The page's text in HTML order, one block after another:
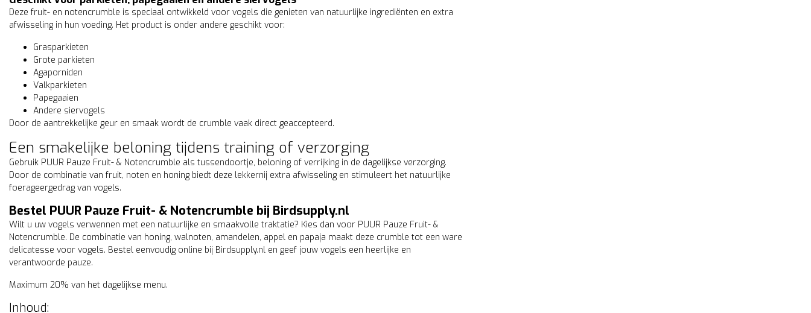
Deze fruit- en notencrumble is speciaal ontwikkeld voor vogels die genieten van natuurlijke ingrediënten en extra
afwisseling in hun voeding. Het product is onder andere geschikt voor:
Grasparkieten
Grote parkieten
Agaporniden
Valkparkieten
Papegaaien
Andere siervogels
Door de aantrekkelijke geur en smaak wordt de crumble vaak direct geaccepteerd.
Een smakelijke beloning tijdens training of verzorging
Gebruik PUUR Pauze Fruit- & Notencrumble als tussendoortje, beloning of verrijking in de dagelijkse verzorging.
Door de combinatie van fruit, noten en honing biedt deze lekkernij extra afwisseling en stimuleert het natuurlijke
foerageergedrag van vogels.
Bestel PUUR Pauze Fruit- & Notencrumble bij Birdsupply.nl
Wilt u uw vogels verwennen met een natuurlijke en smaakvolle traktatie? Kies dan voor PUUR Pauze Fruit- &
Notencrumble. De combinatie van honing, walnoten, amandelen, appel en papaja maakt deze crumble tot een ware
delicatesse voor vogels. Bestel eenvoudig online bij Birdsupply.nl en geef jouw vogels een heerlijke en
verantwoorde pauze.
Maximum 20% van het dagelijkse menu.
Inhoud: